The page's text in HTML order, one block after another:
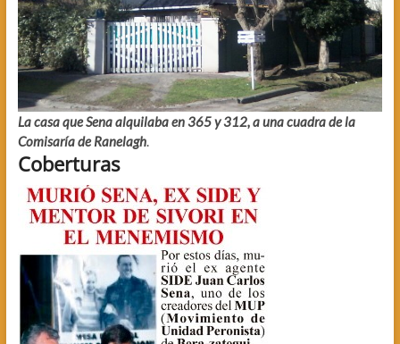
La casa que Sena alquilaba en 365 y 312, a una cuadra de la
Comisaría de Ranelagh.
Coberturas